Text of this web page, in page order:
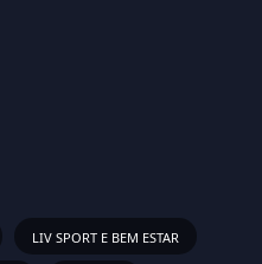
LIV SPORT E BEM ESTAR